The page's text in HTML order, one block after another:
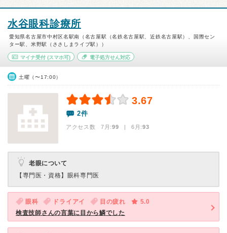
水谷眼科診療所
愛知県名古屋市中村区名駅南（名古屋駅（名鉄名古屋駅、近鉄名古屋駅）、国際セン
ター駅、米野駅（ささしまライブ駅））
マイナ受付 (スマホ可) 電子処方せん対応
土曜（〜17:00）
3.67
2件
アクセス数 7月:99 | 6月:93
老眼について
【専門医・資格】 眼科専門医
眼科 ドライアイ 目の疲れ
5.0
検査技師さんの言葉に目から鱗でした